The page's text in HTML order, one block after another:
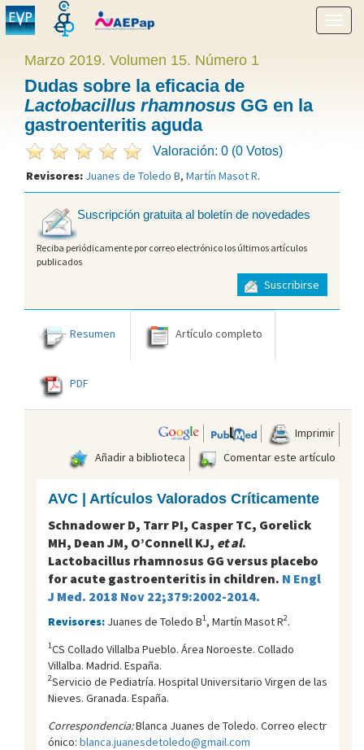
menú
Marzo 2019. Volumen 15. Número 1
Dudas sobre la eficacia de
Lactobacillus rhamnosus GG en la
gastroenteritis aguda
Valoración: 0 (0 Votos)
Revisores: Juanes de Toledo B, Martín Masot R.
Suscripción gratuita al boletín de novedades
Reciba periódicamente por correo electrónico los últimos artículos
publicados
Suscribirse
Resumen Artículo completo
PDF
Imprimir
Añadir a biblioteca
Comentar este artículo
AVC | Artículos Valorados Críticamente
Schnadower D, Tarr PI, Casper TC, Gorelick
MH, Dean JM, O’Connell KJ, et al.
Lactobacillus rhamnosus GG versus placebo
for acute gastroenteritis in children. N Engl
J Med. 2018 Nov 22;379:2002-2014.
Revisores: Juanes de Toledo B1, Martín Masot R2.
1CS Collado Villalba Pueblo. Área Noroeste. Collado
Villalba. Madrid. España.
2Servicio de Pediatría. Hospital Universitario Virgen de las
Nieves. Granada. España.
Correspondencia:Blanca Juanes de Toledo. Correo electr
ónico: blanca.juanesdetoledo@gmail.com